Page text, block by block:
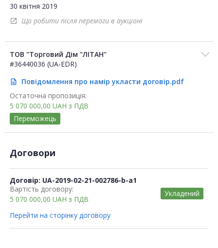
30 квітня 2019
open_in_new Що робити після перемоги в аукціоні
ТОВ "Торговий Дім "ЛІТАН"
#36440036 (UA-EDR)
description
Повідомлення про намір укласти договір.pdf
Остаточна пропозиція:
5 070 000,00 UAH з ПДВ
Переможець
Договори
Договір: UA-2019-02-21-002786-b-a1
Вартість договору:
5 070 000,00 UAH з ПДВ
Укладений
Перейти на сторінку договору